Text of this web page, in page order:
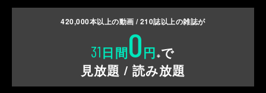
420,000本以上の動画 /210誌以上の雑誌が
31日間0円 ※で
見放題 / 読み放題